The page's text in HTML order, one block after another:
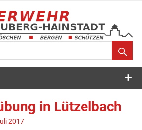
Feuerwehr
Breuberg-
Hainstadt
in Lützelbach
2017